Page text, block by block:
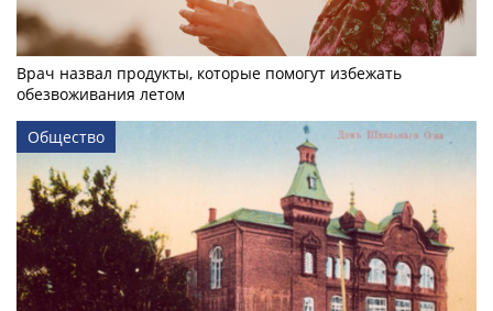
Врач назвал продукты, которые помогут избежать
обезвоживания летом
Общество